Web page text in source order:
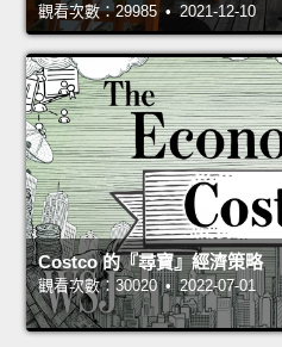
觀看次數：29985 • 2021-12-10
Costco 的『尋寶』經濟策略
觀看次數：30020 • 2022-07-01